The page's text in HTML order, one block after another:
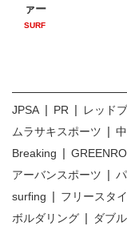
ァー
SURF
JPSA PR レッド
ムラサキスポーツ
Breaking
アーバンスポーツ
surfing
フリースタ
ボルダリング
ダブ